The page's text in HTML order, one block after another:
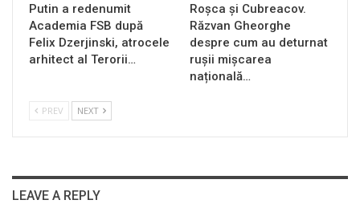
Putin a redenumit
Academia FSB după
Felix Dzerjinski, atrocele
arhitect al Terorii…
Roșca și Cubreacov.
Răzvan Gheorghe
despre cum au deturnat
rușii mișcarea
națională…
PREV NEXT
LEAVE A REPLY